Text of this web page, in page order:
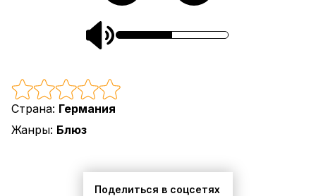
Страна: Германия
Жанры: Блюз
Поделиться в соцсетях